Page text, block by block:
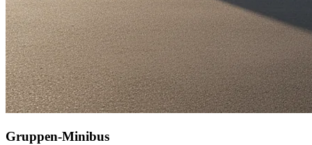
Gruppen-Minibus